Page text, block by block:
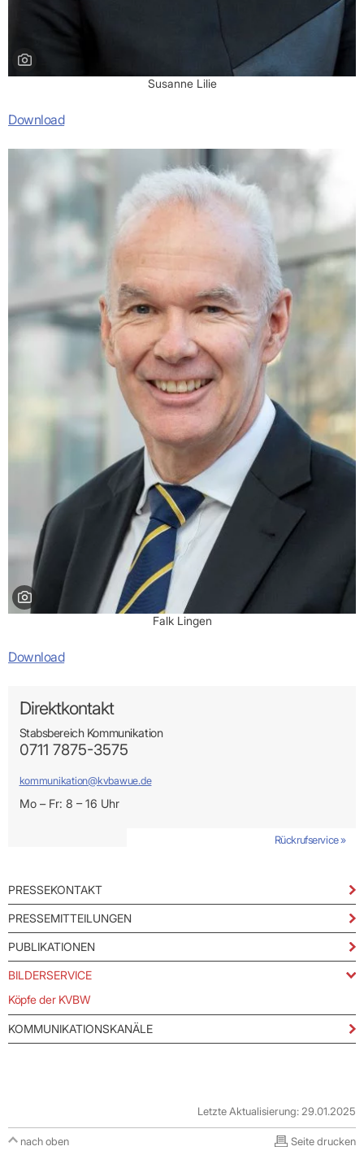
PRESSEKONTAKT
PRESSEMITTEILUNGEN
PUBLIKATIONEN
BILDERSERVICE
Köpfe der KVBW
KOMMUNIKATIONSKANÄLE
Susanne Lilie
Download
Bild: KVBW
Falk Lingen
Download
Direktkontakt
Stabsbereich Kommunikation
0711 7875-3575
kommunikation@kvbawue.de
Mo – Fr: 8 – 16 Uhr
Rückrufservice »
Letzte Aktualisierung: 29.01.2025
nach oben Seite drucken